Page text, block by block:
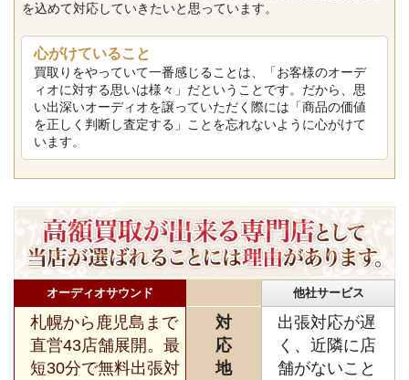
を込めて対応していきたいと思っています。
心がけていること
買取りをやっていて一番感じることは、「お客様のオーデ
ィオに対する思いは様々」だということです。だから、思
い出深いオーディオを譲っていただく際には「商品の価値
を正しく判断し査定する」ことを忘れないように心がけて
います。
オーディオサウンド 他社サービス
札幌から鹿児島まで
直営43店舗展開。最
短30分で無料出張対
対
応
地
出張対応が遅
く、近隣に店
舗がないこと